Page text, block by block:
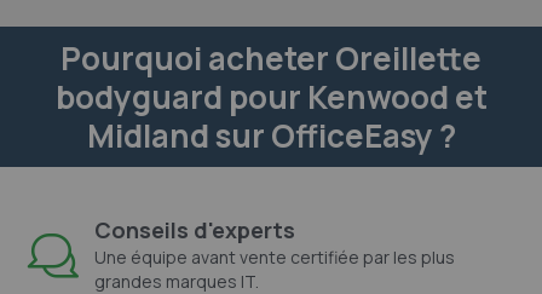
Pourquoi acheter Oreillette
bodyguard pour Kenwood et
Midland sur OfficeEasy ?
Conseils d'experts
Une équipe avant vente certifiée par les plus
grandes marques IT.